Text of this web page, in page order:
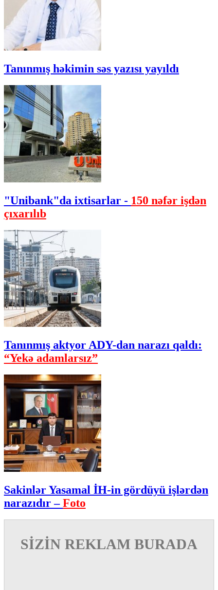
Tanınmış həkimin səs yazısı yayıldı
"Unibank"da ixtisarlar - 150 nəfər işdən
çıxarılıb
Tanınmış aktyor ADY-dan narazı qaldı:
“Yekə adamlarsız”
Sakinlər Yasamal İH-in gördüyü işlərdən
narazıdır –Foto
SİZİN REKLAM BURADA